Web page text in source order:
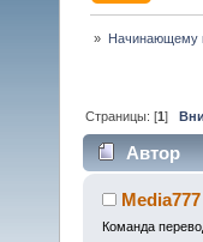
» Начинающему
Страницы: [1]
Автор
Media777
Команда